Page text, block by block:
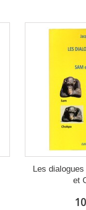
Les
et